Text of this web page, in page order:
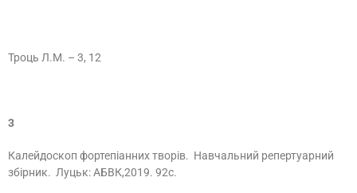
Троць Л.М. – 3, 12
3
Калейдоскоп фортепіанних творів. Навчальний репертуарний
збірник. Луцьк: АБВК,2019. 92с.